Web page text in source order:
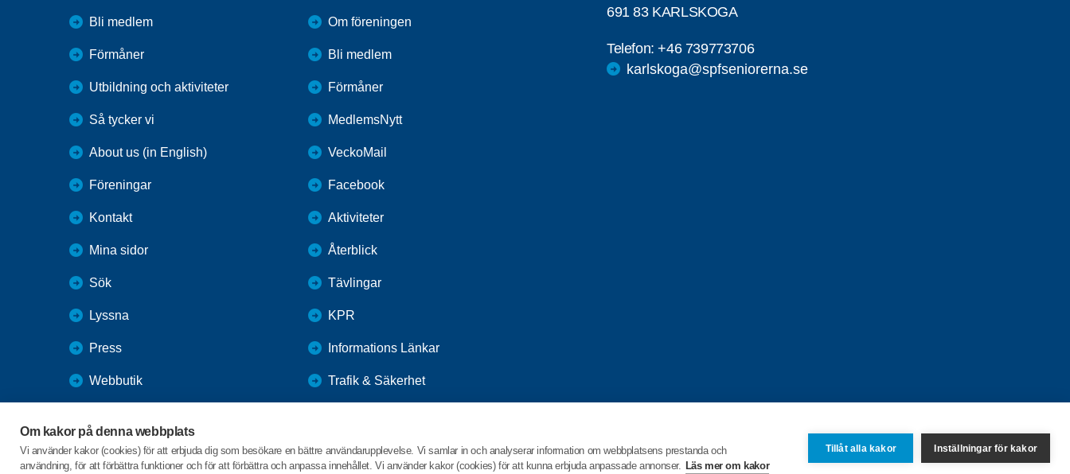
Om kakor på denna webbplats
Vi använder kakor (cookies) för att erbjuda dig som besökare en bättre användarupplevelse. Vi samlar in och analyserar information om webbplatsens prestanda och
användning, för att förbättra funktioner och för att förbättra och anpassa innehållet. Vi använder kakor (cookies) för att kunna erbjuda anpassade annonser. Läs mer om kakor
Tillåt alla kakor Inställningar för kakor
Bli medlem
Förmåner
Utbildning och aktiviteter
Så tycker vi
About us (in English)
Föreningar
Kontakt
Mina sidor
Sök
Lyssna
Press
Webbutik
Om föreningen
Bli medlem
Förmåner
MedlemsNytt
VeckoMail
Facebook
Aktiviteter
Återblick
Tävlingar
KPR
Informations Länkar
Trafik & Säkerhet
Senioren (vår tidning)
691 83 KARLSKOGA
Telefon:+46 739773706
karlskoga@spfseniorerna.se